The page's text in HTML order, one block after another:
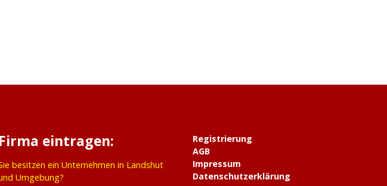
Firma eintragen:
besitzen ein Unternehmen in Landshut
Umgebung?
Registrierung
AGB
Impressum
Datenschutzerklärung